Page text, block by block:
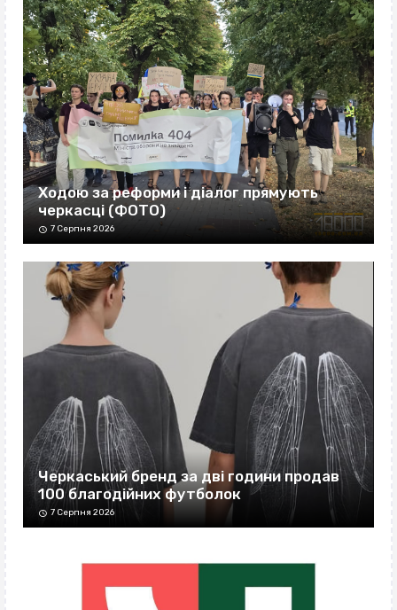
Ходою за реформи і діалог прямують
черкасці (ФОТО)
7 Серпня 2026
Черкаський бренд за дві години продав
100 благодійних футболок
7 Серпня 2026